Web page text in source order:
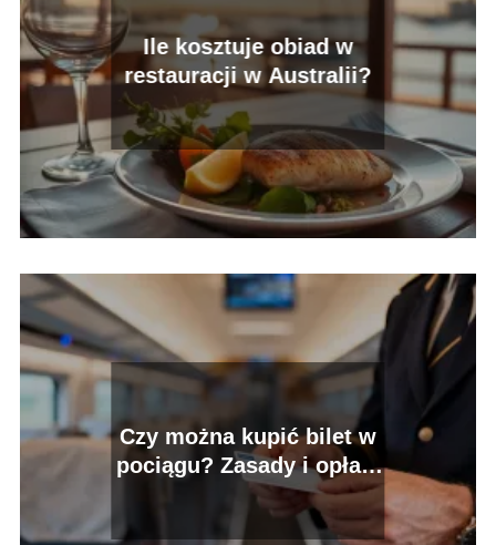
Ile kosztuje obiad w
restauracji w Australii?
Czy można kupić bilet w
pociągu? Zasady i opłaty
dodatkowe